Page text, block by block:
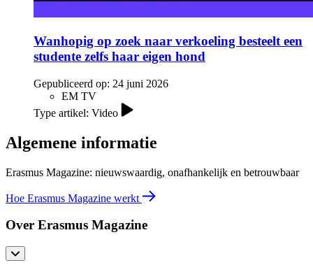
Wanhopig op zoek naar verkoeling besteelt een
studente zelfs haar eigen hond
Gepubliceerd op: 24 juni 2026
EM TV
Type artikel: Video
Algemene informatie
Erasmus Magazine: nieuwswaardig, onafhankelijk en betrouwbaar
Hoe Erasmus Magazine werkt
Over Erasmus Magazine